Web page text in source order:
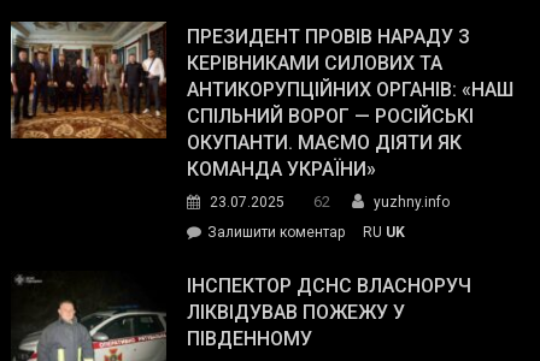
Street
Journal.
Південному
працівникам
ОПЗ
з
матеріального
резерву
гуманітарну
допомогу
ПРЕЗИДЕНТ ПРОВІВ НАРАДУ З
КЕРІВНИКАМИ СИЛОВИХ ТА
АНТИКОРУПЦІЙНИХ ОРГАНІВ: «НАШ
СПІЛЬНИЙ ВОРОГ — РОСІЙСЬКІ
ОКУПАНТИ. МАЄМО ДІЯТИ ЯК
КОМАНДА УКРАЇНИ»
23.07.2025 62
yuzhny.info
Залишити коментарon
провів
нараду
RU UK
ІНСПЕКТОР ДСНС ВЛАСНОРУЧ
ЛІКВІДУВАВ ПОЖЕЖУ У
ПІВДЕННОМУ